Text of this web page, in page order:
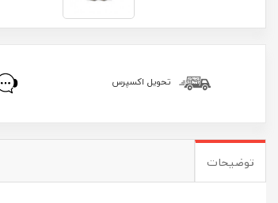
تحویل اکسپرس
توضیحات